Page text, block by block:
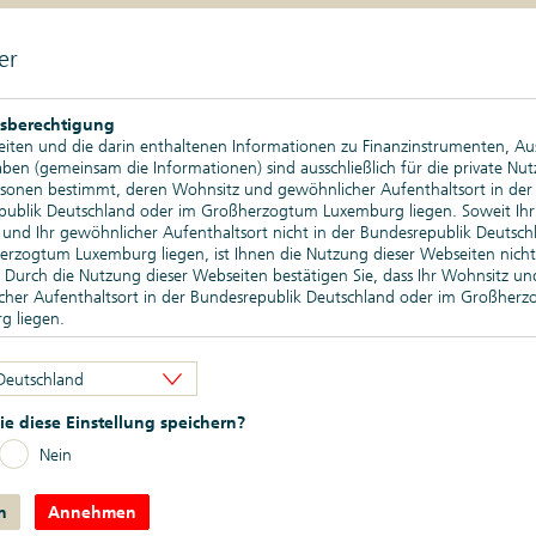
und die darin enthaltenen Informationen zu Finanzinstrumenten,
(gemeinsam die Informationen) sind ausschließlich für die private
bestimmt, deren Wohnsitz und gewöhnlicher Aufenthaltsort in der
Deutschland oder im Großherzogtum Luxemburg liegen. Soweit Ihr
Ihr gewöhnlicher Aufenthaltsort nicht in der Bundesrepublik
Luxemburg liegen, ist Ihnen die Nutzung dieser Webseiten nicht
die Nutzung dieser Webseiten bestätigen Sie, dass Ihr Wohnsitz
Aufenthaltsort in der Bundesrepublik Deutschland oder im
liegen.
Webseiten enthaltenen Informationen dürfen nicht außerhalb der der
Verkaufsbeschränkungen in den verschiedenen
Insbesondere dürfen auf den Webseiten genannte oder beschriebene
weder innerhalb der Vereinigten Staaten von Amerika noch an
von US-Personen (wie im United States Securities Act of 1933 definiert)
angeboten werden. Der Vertrieb kann auch nach den anwendbaren
diese Einstellung speichern?
Nein
Annehmen
fürs Depot? Ganz einfach.
gilt: Vielfalt und cleveres Zusammenspiel sorgen für eine gute
Finanzmärkte, inklusive Devisen, Zinsen und Rohstoffen im Überblick.
Nullzinsen und volatilen Aktienmärkten, sind Anleger auf der Suche
verschiedene Anlagetypen verteilen. Warum Zertifikate der DekaBank
erfahren Sie hier.